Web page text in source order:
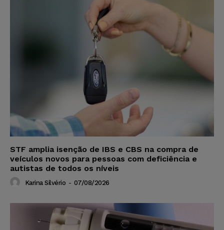
STF amplia isenção de IBS e CBS na compra de
veículos novos para pessoas com deficiência e
autistas de todos os níveis
Karina Silvério - 07/08/2026